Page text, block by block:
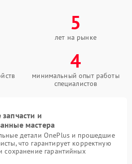
5
лет на рынке
4
минимальный опыт работы
специалистов
и
мастера
детали OnePlus и прошедшие
что гарантирует корректную
сохранение гарантийных